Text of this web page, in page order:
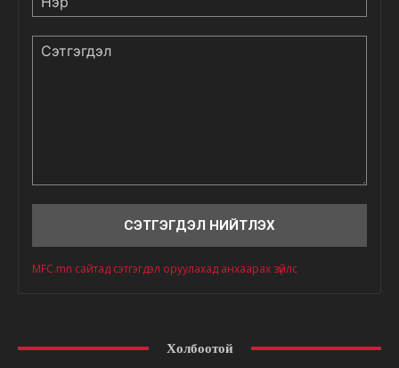
MFC.mn сайтад сэтгэгдэл оруулахад анхаарах зүйлс
Холбоотой